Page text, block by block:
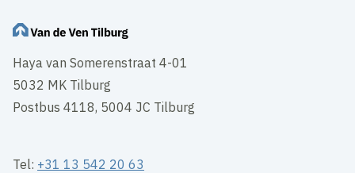
Haya van Somerenstraat 4-01
5032 MK Tilburg
Postbus 4118, 5004 JC Tilburg
Tel: +31 13 542 20 63